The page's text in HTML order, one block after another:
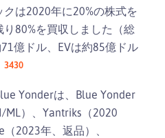
クは2020年に20%の株式を
80%を買収しました（総
億ドル、EVは約85億ドル
3430
Yonderは、Blue Yonder
ML）、Yantriks（2020
2023年、返品）、